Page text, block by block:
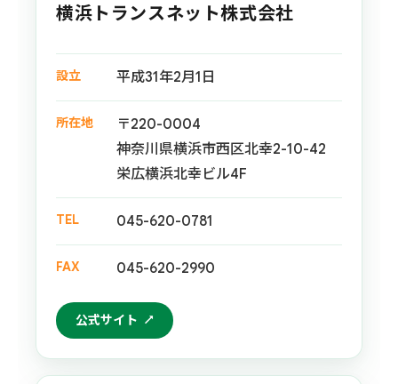
横浜トランスネット株式会社
設立 平成31年2月1日
所在地
〒220-0004
神奈川県横浜市西区北幸2-10-42
栄広横浜北幸ビル4F
TEL 045-620-0781
FAX 045-620-2990
公式サイト